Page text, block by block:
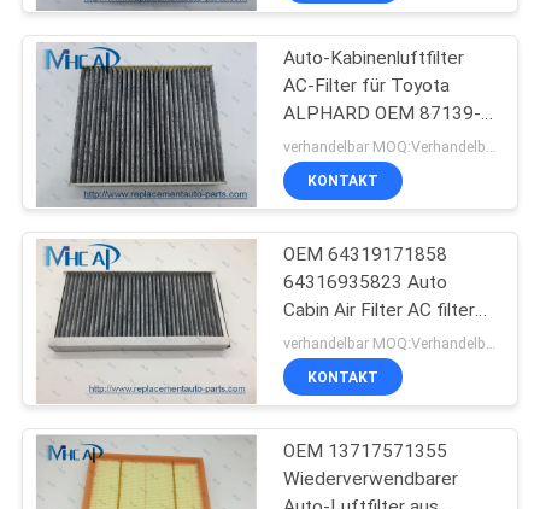
FABRIK-
AUSFLUG
QUALITÄTSKONTROLLE
KONTAKTIERE
UNS
FORDERN
SIE
EIN
ZITAT
Automatisch
versenkbares
Fenster-
Selbstschalter
72
Automobiluhr-
Frühling
Auto-Kabinenluftfilter
AC-Filter für Toyota
ALPHARD OEM 87139-
58010
KONTAKT
OEM 64319171858
64316935823 Auto
Cabin Air Filter AC filter
For Alpina BMW
KONTAKT
OEM 13717571355
Wiederverwendbarer